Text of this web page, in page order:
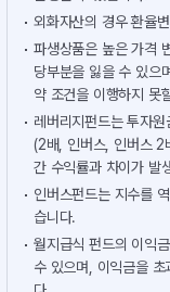
외화자산의 경우 환율
파생상품은 높은 가격
당부분을 잃을 수 있으
약 조건을 이행하지 못
레버리지펀드는 투자
(2배, 인버스, 인버스 2
간 수익률과 차이가 발
인버스펀드는 지수를
습니다.
월지급식 펀드의 이익
수 있으며, 이익금을 초